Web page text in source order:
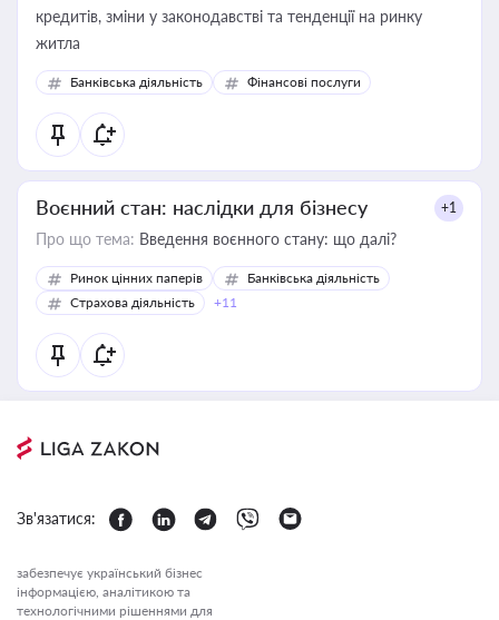
кредитів, зміни у законодавстві та тенденції на ринку
житла
Банківська діяльність Фінансові послуги
Воєнний стан: наслідки для бізнесу +1
Про що тема: Введення воєнного стану: що далі?
Ринок цінних паперів
Банківська діяльність
Страхова діяльність
+11
Зв'язатися:
забезпечує український бізнес
інформацією, аналітикою та
технологічними рішеннями для